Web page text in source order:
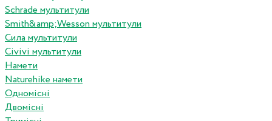
Schrade мультитули
Smith&amp;Wesson мультитули
Сила мультитули
Civivi мультитули
Намети
Naturehike намети
Одномісні
Двомісні